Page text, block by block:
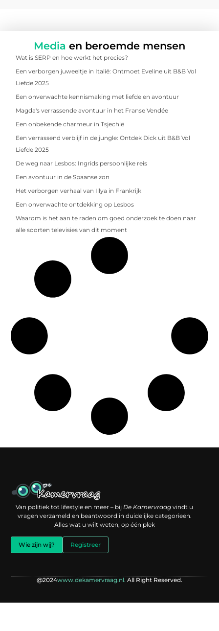
Media en beroemde mensen
Wat is SERP en hoe werkt het precies?
Een verborgen juweeltje in Italië: Ontmoet Eveline uit B&B Vol
Liefde 2025
Een onverwachte kennismaking met liefde en avontuur
Magda's verrassende avontuur in het Franse Vendée
Een onbekende charmeur in Tsjechië
Een verrassend verblijf in de jungle: Ontdek Dick uit B&B Vol
Liefde 2025
De weg naar Lesbos: Ingrids persoonlijke reis
Een avontuur in de Spaanse zon
Het verborgen verhaal van Illya in Frankrijk
Een onverwachte ontdekking op Lesbos
Waarom is het aan te raden om goed onderzoek te doen naar
alle soorten televisies van dit moment
Van politiek tot lifestyle en meer – bijDe Kamervraag vindt u
vragen verzameld en beantwoord in duidelijke categorieën.
Alles wat u wilt weten, op één plek
Wie zijn wij? Registreer
@2024www.dekamervraag.nl. All Right Reserved.